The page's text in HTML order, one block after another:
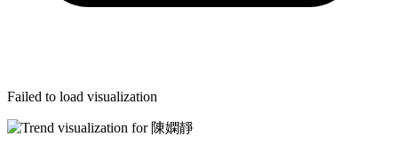
Failed to load visualization